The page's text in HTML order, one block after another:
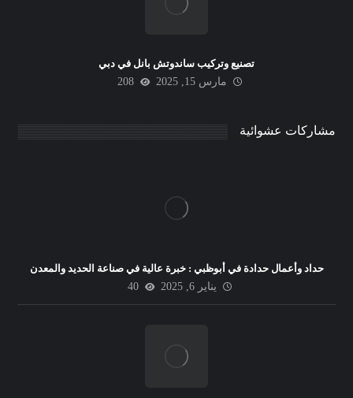
تصنيع وتركيب ساندوتش بانل في دبي
مارس 15, 2025
208
مشاركات عشوائية
حداد وأعمال حدادة في أبوظبي : خبرة عالية في صناعة الحديد والمعدن
يناير 6, 2025
40